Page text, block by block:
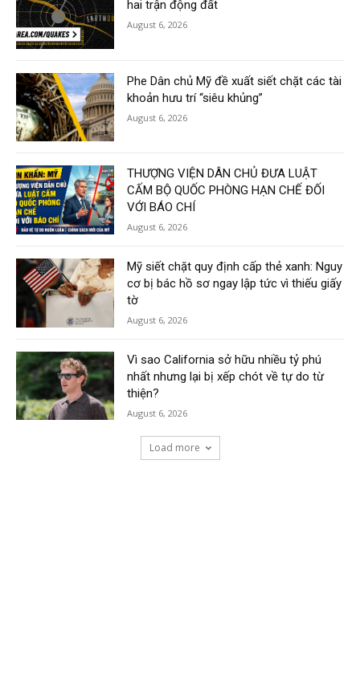
hai trận động đất
August 6, 2026
Phe Dân chủ Mỹ đề xuất siết chặt các tài
khoản hưu trí “siêu khủng”
August 6, 2026
THƯỢNG VIỆN DÂN CHỦ ĐƯA LUẬT
CẤM BỘ QUỐC PHÒNG HẠN CHẾ ĐỐI
VỚI BÁO CHÍ
August 6, 2026
Mỹ siết chặt quy định cấp thẻ xanh: Nguy
cơ bị bác hồ sơ ngay lập tức vì thiếu giấy
tờ
August 6, 2026
Vì sao California sở hữu nhiều tỷ phú
nhất nhưng lại bị xếp chót về tự do từ
thiện?
August 6, 2026
Load more